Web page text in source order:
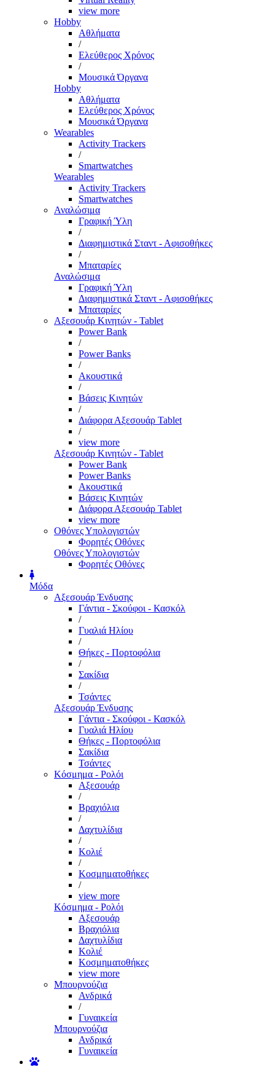
view more
Hobby
Αθλήματα
/
Ελεύθερος Χρόνος
/
Μουσικά Όργανα
Hobby
Αθλήματα
Ελεύθερος Χρόνος
Μουσικά Όργανα
Wearables
Activity Trackers
/
Smartwatches
Wearables
Activity Trackers
Smartwatches
Αναλώσιμα
Γραφική Ύλη
/
Διαφημιστικά Σταντ - Αφισοθήκες
/
Μπαταρίες
Αναλώσιμα
Γραφική Ύλη
Διαφημιστικά Σταντ - Αφισοθήκες
Μπαταρίες
Αξεσουάρ Κινητών - Tablet
Power Bank
/
Power Banks
/
Ακουστικά
/
Βάσεις Κινητών
/
Διάφορα Αξεσουάρ Tablet
/
view more
Αξεσουάρ Κινητών - Tablet
Power Bank
Power Banks
Ακουστικά
Βάσεις Κινητών
Διάφορα Αξεσουάρ Tablet
view more
Οθόνες Υπολογιστών
Φορητές Οθόνες
Οθόνες Υπολογιστών
Φορητές Οθόνες
Μόδα
Αξεσουάρ Ένδυσης
Γάντια - Σκούφοι - Κασκόλ
/
Γυαλιά Ηλίου
/
Θήκες - Πορτοφόλια
/
Σακίδια
/
Τσάντες
Αξεσουάρ Ένδυσης
Γάντια - Σκούφοι - Κασκόλ
Γυαλιά Ηλίου
Θήκες - Πορτοφόλια
Σακίδια
Τσάντες
Κόσμημα - Ρολόι
Αξεσουάρ
/
Βραχιόλια
/
Δαχτυλίδια
/
Κολιέ
/
Κοσμηματοθήκες
/
view more
Κόσμημα - Ρολόι
Αξεσουάρ
Βραχιόλια
Δαχτυλίδια
Κολιέ
Κοσμηματοθήκες
view more
Μπουρνούζια
Ανδρικά
/
Γυναικεία
Μπουρνούζια
Ανδρικά
Γυναικεία